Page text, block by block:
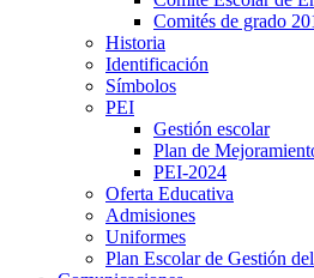
Comités de grado
Historia
Identificación
Símbolos
PEI
Gestión escolar
Plan de
PEI-2024
Oferta Educativa
Admisiones
Uniformes
Plan Escolar de Gestión